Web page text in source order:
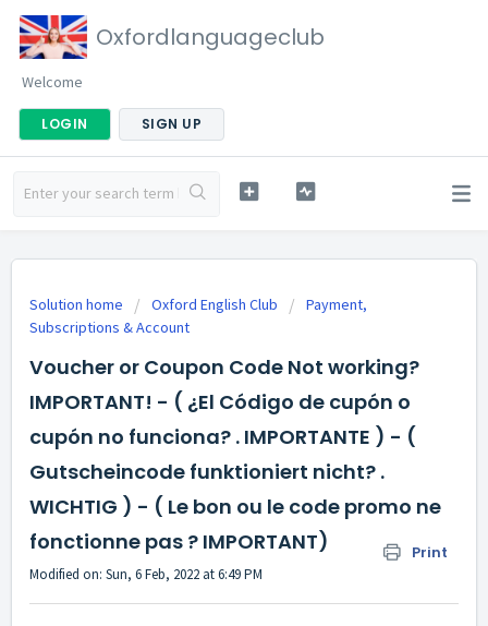
Oxfordlanguageclub
Welcome
LOGIN SIGN UP
Solution home Oxford English Club
Payment,
Subscriptions & Account
Voucher or Coupon Code Not working?
IMPORTANT! - ( ¿El Código de cupón o
cupón no funciona? . IMPORTANTE ) - (
Gutscheincode funktioniert nicht? .
WICHTIG ) - ( Le bon ou le code promo ne
fonctionne pas ? IMPORTANT)
Print
Modified on: Sun, 6 Feb, 2022 at 6:49 PM